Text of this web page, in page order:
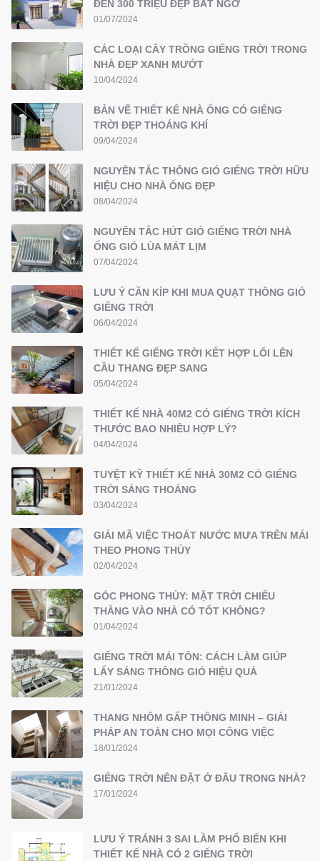
ĐẾN 300 TRIỆU ĐẸP BẤT NGỜ
01/07/2024
CÁC LOẠI CÂY TRỒNG GIẾNG TRỜI TRONG
NHÀ ĐẸP XANH MƯỚT
10/04/2024
BẢN VẼ THIẾT KẾ NHÀ ỐNG CÓ GIẾNG
TRỜI ĐẸP THOÁNG KHÍ
09/04/2024
NGUYÊN TẮC THÔNG GIÓ GIẾNG TRỜI HỮU
HIỆU CHO NHÀ ỐNG ĐẸP
08/04/2024
NGUYÊN TẮC HÚT GIÓ GIẾNG TRỜI NHÀ
ỐNG GIÓ LÙA MÁT LỊM
07/04/2024
LƯU Ý CẦN KÍP KHI MUA QUẠT THÔNG GIÓ
GIẾNG TRỜI
06/04/2024
THIẾT KẾ GIẾNG TRỜI KẾT HỢP LỐI LÊN
CẦU THANG ĐẸP SANG
05/04/2024
THIẾT KẾ NHÀ 40M2 CÓ GIẾNG TRỜI KÍCH
THƯỚC BAO NHIÊU HỢP LÝ?
04/04/2024
TUYỆT KỸ THIẾT KẾ NHÀ 30M2 CÓ GIẾNG
TRỜI SÁNG THOÁNG
03/04/2024
GIẢI MÃ VIỆC THOÁT NƯỚC MƯA TRÊN MÁI
THEO PHONG THỦY
02/04/2024
GÓC PHONG THỦY: MẶT TRỜI CHIẾU
THẲNG VÀO NHÀ CÓ TỐT KHÔNG?
01/04/2024
GIẾNG TRỜI MÁI TÔN: CÁCH LÀM GIÚP
LẤY SÁNG THÔNG GIÓ HIỆU QUẢ
21/01/2024
THANG NHÔM GẤP THÔNG MINH – GIẢI
PHÁP AN TOÀN CHO MỌI CÔNG VIỆC
18/01/2024
GIẾNG TRỜI NÊN ĐẶT Ở ĐÂU TRONG NHÀ?
17/01/2024
LƯU Ý TRÁNH 3 SAI LẦM PHỔ BIẾN KHI
THIẾT KẾ NHÀ CÓ 2 GIẾNG TRỜI